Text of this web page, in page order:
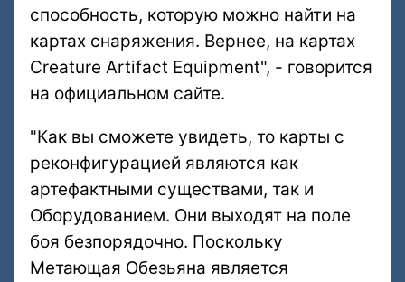
способность, которую можно найти на
картах снаряжения. Вернее, на картах
Creature Artifact Equipment", - говорится
на официальном сайте.
"Как вы сможете увидеть, то карты с
реконфигурацией являются как
артефактными существами, так и
Оборудованием. Они выходят на поле
боя безпорядочно. Поскольку
Метающая Обезьяна является